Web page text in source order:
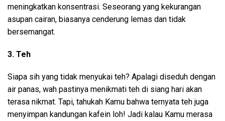
meningkatkan konsentrasi. Seseorang yang kekurangan
asupan cairan, biasanya cenderung lemas dan tidak
bersemangat.
3. Teh
Siapa sih yang tidak menyukai teh? Apalagi diseduh dengan
air panas, wah pastinya menikmati teh di siang hari akan
terasa nikmat. Tapi, tahukah Kamu bahwa ternyata teh juga
menyimpan kandungan kafein loh! Jadi kalau Kamu merasa